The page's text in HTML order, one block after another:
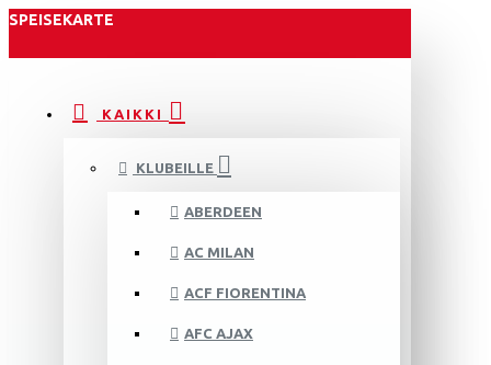
SPEISEKARTE
KAIKKI
KLUBEILLE
ABERDEEN
AC MILAN
ACF FIORENTINA
AFC AJAX